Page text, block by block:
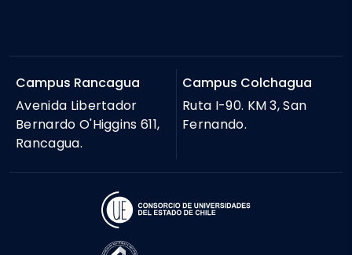
Campus Rancagua
Avenida Libertador
Bernardo O'Higgins 611,
Rancagua.
Campus Colchagua
Ruta I-90. KM 3, San
Fernando.